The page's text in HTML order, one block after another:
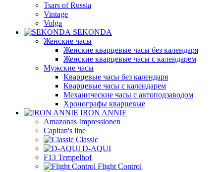
Tsars of Russia
Vintage
Volga
SEKONDA
Женские часы
Женские кварцевые часы без календаря
Женские кварцевые часы с календарем
Мужские часы
Кварцевые часы без календаря
Кварцевые часы с календарем
Механические часы с автоподзаводом
Хронографы кварцевые
IRON ANNIE
Amazonas Impressionen
Capitan's line
Classic
D-AQUI
F13 Tempelhof
Flight Control